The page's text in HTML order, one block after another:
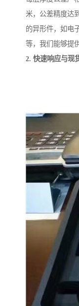
米，公差精度达
的异形件，如电
等，我们能够提
2. 快速响应与现